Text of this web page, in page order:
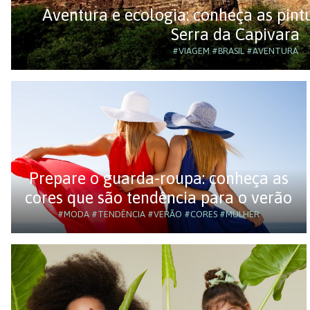
Aventura e ecologia: conheça as
Serra da Capivara
#VIAGEM#BRASIL#AVENTURA
Prepare o guarda-roupa: conheça as
cores que são tendência para o verão
#MODA #TENDÊNCIA #VERÃO #CORES#MULHER